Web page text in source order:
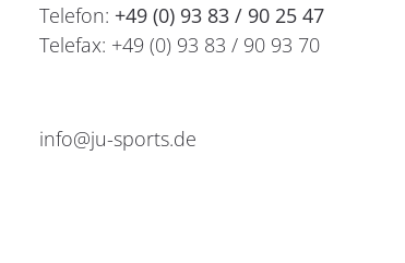
Telefon: +49 (0) 93 83 / 90 25 47
Telefax: +49 (0) 93 83 / 90 93 70
info@ju-sports.de